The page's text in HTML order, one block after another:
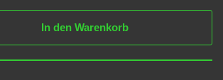
In den Warenkorb